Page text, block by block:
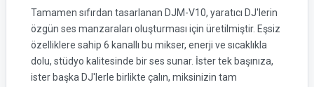
Tamamen sıfırdan tasarlanan DJM-V10, yaratıcı DJ'lerin
özgün ses manzaraları oluşturması için üretilmiştir. Eşsiz
özelliklere sahip 6 kanallı bu mikser, enerji ve sıcaklıkla
dolu, stüdyo kalitesinde bir ses sunar. İster tek başınıza,
ister başka DJ'lerle birlikte çalın, miksinizin tam